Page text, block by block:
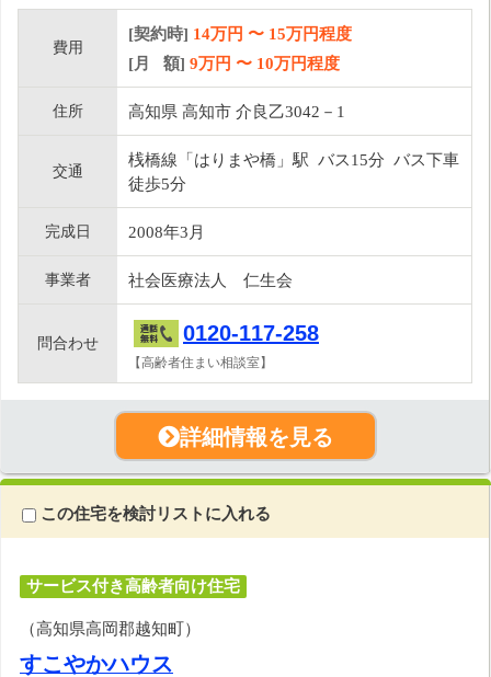
費用
[契約時] 14万円 〜 15万円程度
[月 額] 9万円 〜 10万円程度
住所 高知県 高知市 介良乙3042－1
交通
桟橋線「はりまや橋」駅 バス15分 バス下車
徒歩5分
完成日 2008年3月
事業者 社会医療法人 仁生会
問合わせ 0120-117-258
【高齢者住まい相談室】
詳細情報を見る
この住宅を検討リストに入れる
サービス付き高齢者向け住宅
（高知県高岡郡越知町）
すこやかハウス